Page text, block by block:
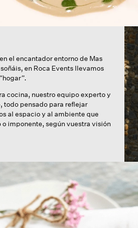
el encantador entorno de Mas
en Roca Events llevamos
cocina, nuestro equipo experto y
todo pensado para reflejar
al espacio y al ambiente que
imponente, según vuestra visión